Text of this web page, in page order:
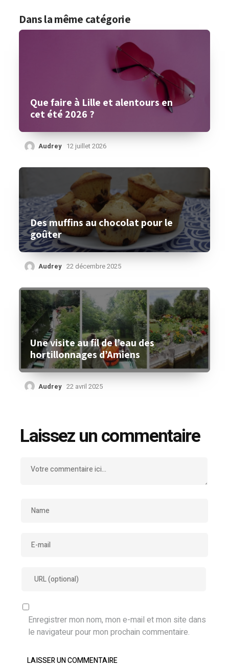
Dans la même catégorie
Que faire à Lille et alentours en
cet été 2026 ?
Audrey 12 juillet 2026
Des muffins au chocolat pour le
goûter
Audrey 22 décembre 2025
Une visite au fil de l’eau des
hortillonnages d’Amiens
Audrey 22 avril 2025
Laissez un commentaire
Enregistrer mon nom, mon e-mail et mon site dans
le navigateur pour mon prochain commentaire.